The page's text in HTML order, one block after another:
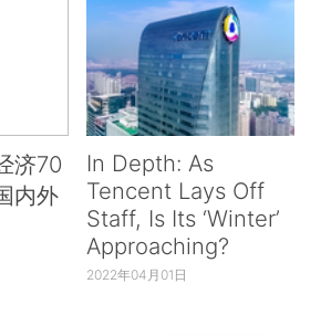
济70
内外
In Depth: As
Tencent Lays Off
Staff, Is Its ‘Winter’
Approaching?
2022年04月01日